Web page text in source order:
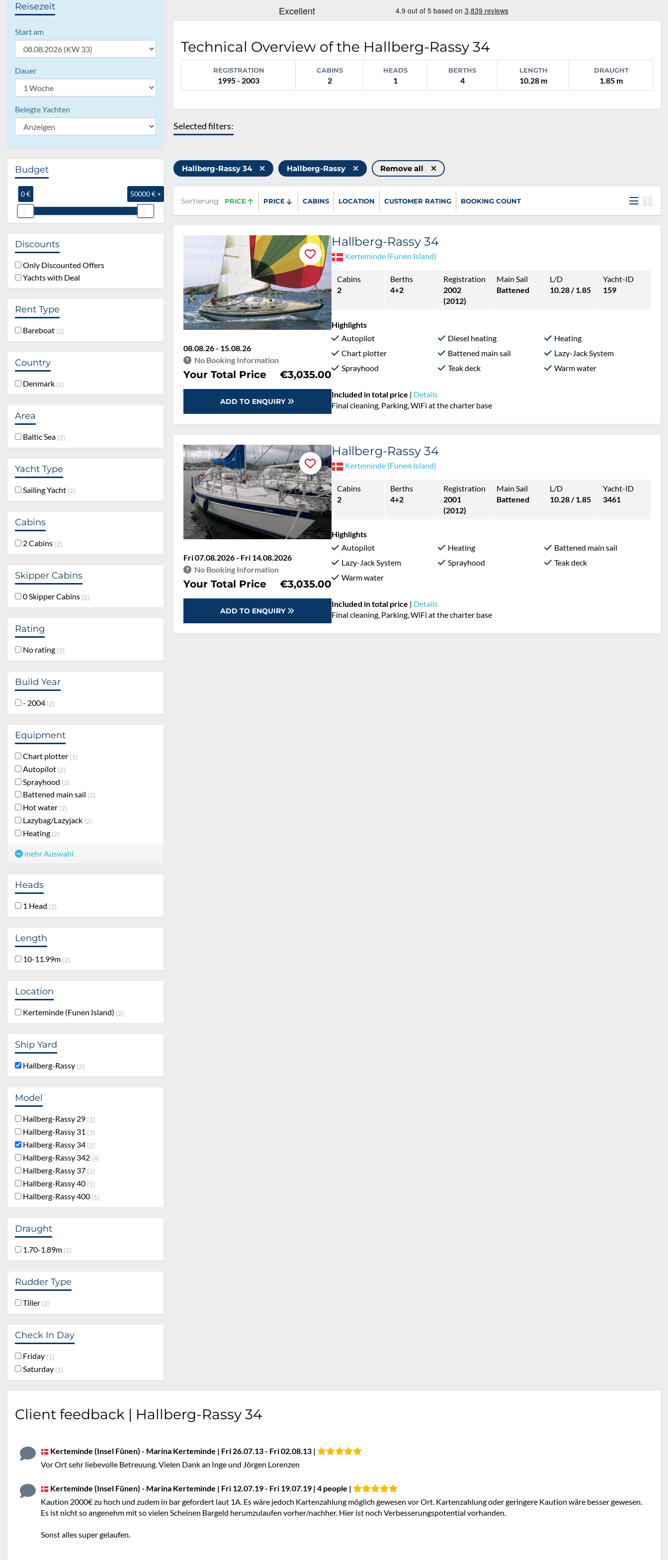
Reisezeit
Start am
Dauer
Belegte Yachten
Budget
0 € 50000 € +
Discounts
Only Discounted Offers
Yachts with Deal
Rent Type
Bareboat 2
Country
Denmark 2
Area
Baltic Sea 2
Yacht Type
Sailing Yacht 2
Cabins
2 Cabins 2
Skipper Cabins
0 Skipper Cabins 2
Rating
No rating 2
Build Year
- 2004 2
Equipment
Chart plotter 1
Autopilot 2
Sprayhood 2
Battened main sail 2
Hot water 2
Lazybag/Lazyjack 2
Heating 2
mehr Auswahl
Heads
1 Head 2
Length
10-11.99m 2
Location
Kerteminde (Funen Island) 2
Ship Yard
Hallberg-Rassy 2
Model
Hallberg-Rassy 29 1
Hallberg-Rassy 31 3
Hallberg-Rassy 34 2
Hallberg-Rassy 342 4
Hallberg-Rassy 37 2
Hallberg-Rassy 40 1
Hallberg-Rassy 400 1
Draught
1.70-1.89m 2
Rudder Type
Tiller 2
Check In Day
Friday 1
Saturday 1
Technical Overview of the Hallberg-Rassy 34
REGISTRATION
1995 - 2003
CABINS
2
HEADS
1
BERTHS
4
LENGTH
10.28 m
DRAUGHT
1.85 m
Selected filters:
Hallberg-Rassy 34 Hallberg-Rassy Remove all
Sortierung:
Sortierung: PRICE PRICE CABINS LOCATION CUSTOMER RATING BOOKING COUNT
08.08.26 - 15.08.26
No Booking Information
Your Total Price €3,035.00
ADD TO ENQUIRY
Hallberg-Rassy 34
Kerteminde (Funen Island)
Cabins
2
Berths
4+2
Registration
2002
(2012)
Main Sail
Battened
L/D
10.28 / 1.85
Yacht-ID
159
Highlights
Autopilot
Diesel heating
Heating
Chart plotter
Battened main sail
Lazy-Jack System
Sprayhood
Teak deck Warm water
Included in total price | Details
Final cleaning, Parking, WiFi at the charter base
Fri 07.08.2026 - Fri 14.08.2026
No Booking Information
Your Total Price €3,035.00
ADD TO ENQUIRY
Hallberg-Rassy 34
Kerteminde (Funen Island)
Cabins
2
Berths
4+2
Registration
2001
(2012)
Main Sail
Battened
L/D
10.28 / 1.85
Yacht-ID
3461
Highlights
Autopilot
Heating
Battened main sail
Lazy-Jack System
Sprayhood
Teak deck
Warm water
Included in total price | Details
Final cleaning, Parking, WiFi at the charter base
Client feedback | Hallberg-Rassy 34
Kerteminde (Insel Fünen) - Marina Kerteminde | Fri 26.07.13 - Fri 02.08.13 |
Vor Ort sehr liebevolle Betreuung. Vielen Dank an Inge und Jörgen Lorenzen
Kerteminde (Insel Fünen) - Marina Kerteminde | Fri 12.07.19 - Fri 19.07.19 | 4 people |
Kaution 2000€ zu hoch und zudem in bar gefordert laut 1A. Es wäre jedoch Kartenzahlung möglich gewesen vor Ort. Kartenzahlung oder geringere Kaution wäre besser gewesen.
Es ist nicht so angenehm mit so vielen Scheinen Bargeld herumzulaufen vorher/nachher. Hier ist noch Verbesserungspotential vorhanden.
Sonst alles super gelaufen.